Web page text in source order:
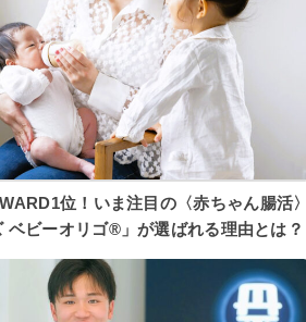
ベビーオリゴ®」が選ばれる理由とは？